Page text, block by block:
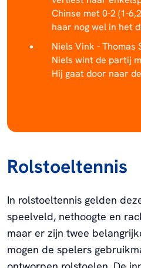
Chinse met 0-2 (1-
haar nog wel in het
Niels Vink - Thomas
Niels wint de partij
Hij gaat door naar
Rolstoeltennis
In rolstoeltennis gelden
speelveld, nethoogte en
maar er zijn twee
mogen de spelers